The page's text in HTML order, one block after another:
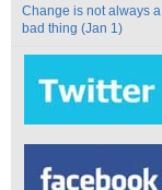
Change is not always a
bad thing (Jan 1)